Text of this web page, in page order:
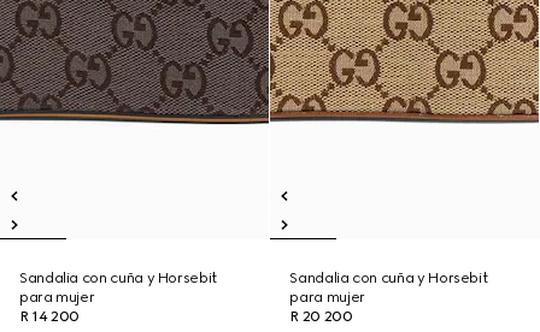
Sandalia con cuña y Horsebit
para mujer
R 14 200
Sandalia con cuña y Horsebit
para mujer
R 20 200